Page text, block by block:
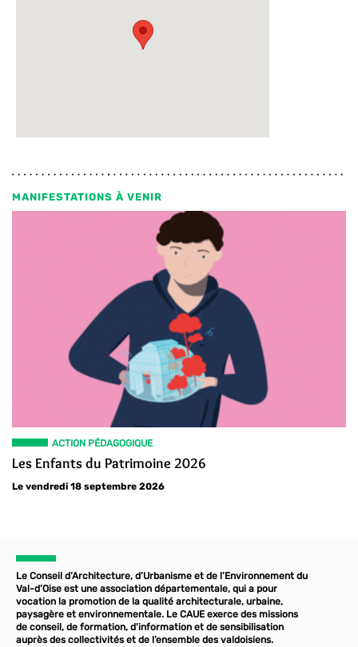
MANIFESTATIONS À VENIR
ACTION PÉDAGOGIQUE
Les Enfants du Patrimoine 2026
Le vendredi 18 septembre 2026
Le Conseil d’Architecture, d’Urbanisme et de l’Environnement du
Val-d’Oise est une association départementale, qui a pour
vocation la promotion de la qualité architecturale, urbaine,
paysagère et environnementale. Le CAUE exerce des missions
de conseil, de formation, d'information et de sensibilisation
auprès des collectivités et de l’ensemble des valdoisiens.